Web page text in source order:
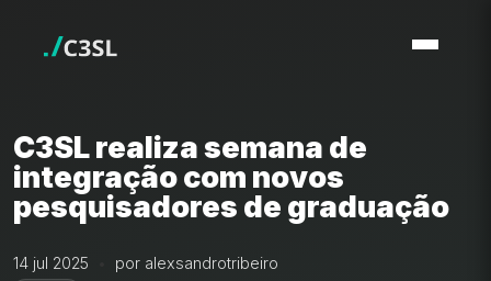
C3SL realiza semana de
integração com novos
pesquisadores de graduação
14 jul 2025 por alexsandrotribeiro